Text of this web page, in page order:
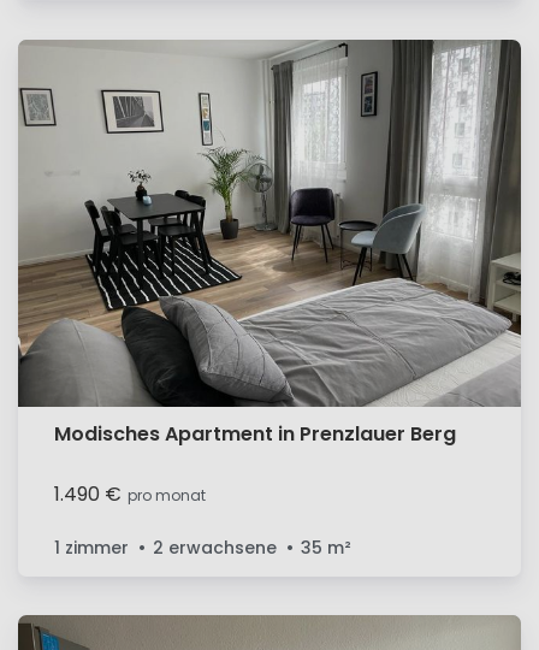
Modisches Apartment in Prenzlauer Berg
1.490 € pro monat
1 zimmer 2 erwachsene 35 m²